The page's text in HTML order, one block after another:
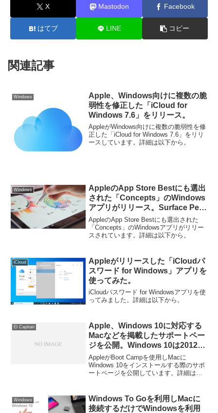
X Mastodon Facebook
はてブ LINE コピー
関連記事
Windows
Apple、Windows向けに複数の脆
弱性を修正した「iCloud for
Windows 7.6」をリリース。
AppleがWindows向けに複数の脆弱性を修
正した「iCloud for Windows 7.6」をリリ
ースしています。詳細は以下から。
Windows
AppleのApp Store Bestにも選出
された「Concepts」のWindows
アプリがリリース。Surface Pen
やDialにも対応。
AppleのApp Store Bestにも選出された
「Concepts」のWindowsアプリがリリー
スされています。詳細は以下から。
iCloud
Appleがリリースした「iCloudパ
スワード for Windows」アプリを
使ってみた。
iCloudパスワード for Windowsアプリを使
ってみました。詳細は以下から。
El Capitan
Apple、Windows 10に対応する
Macなどを掲載したサポートペー
ジを公開。Windows 10は2012年
以降に発売されたMacでサポート
されるもよう。
AppleがBoot Campを使用しMacに
Windows 10をインストールする際のサポ
ートページを公開しています。詳細は以
Windows
Windows To Goを利用しMacに
接続するだけでWindowsを利用